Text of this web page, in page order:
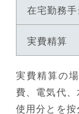
在宅勤務
実費精算
実費精算の
費、電気代
使用分とを